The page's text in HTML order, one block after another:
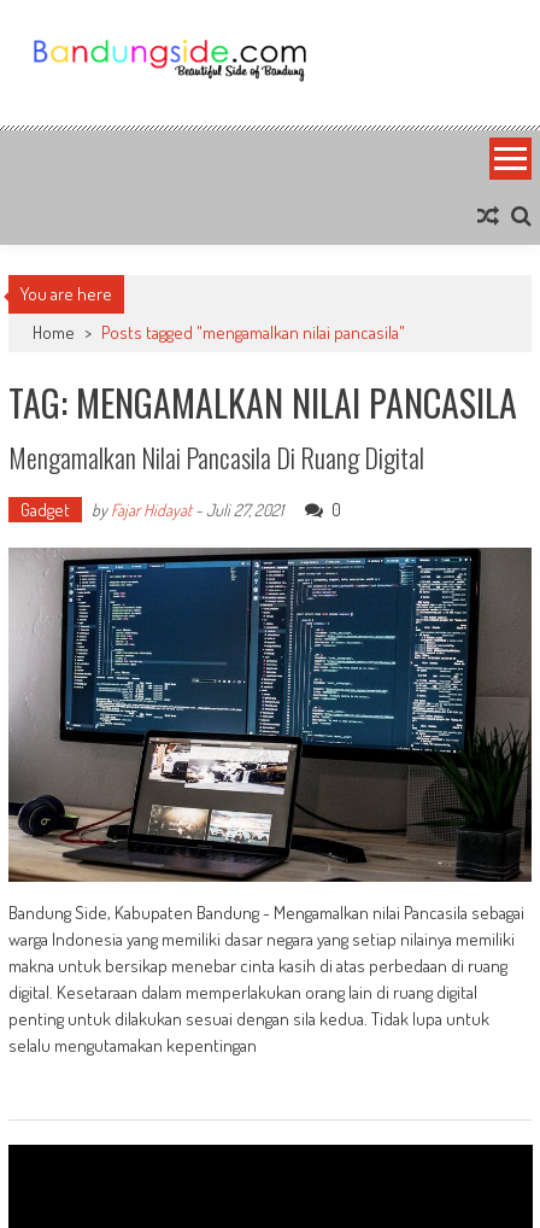
content
Bandung Side
You are here
Home > Posts tagged "mengamalkan nilai pancasila"
TAG: MENGAMALKAN NILAI PANCASILA
Mengamalkan Nilai Pancasila Di Ruang Digital
Gadget byFajar Hidayat-Juli 27, 2021 0
Bandung Side, Kabupaten Bandung - Mengamalkan nilai Pancasila sebagai
warga Indonesia yang memiliki dasar negara yang setiap nilainya memiliki
makna untuk bersikap menebar cinta kasih di atas perbedaan di ruang
digital. Kesetaraan dalam memperlakukan orang lain di ruang digital
penting untuk dilakukan sesuai dengan sila kedua. Tidak lupa untuk
selalu mengutamakan kepentingan